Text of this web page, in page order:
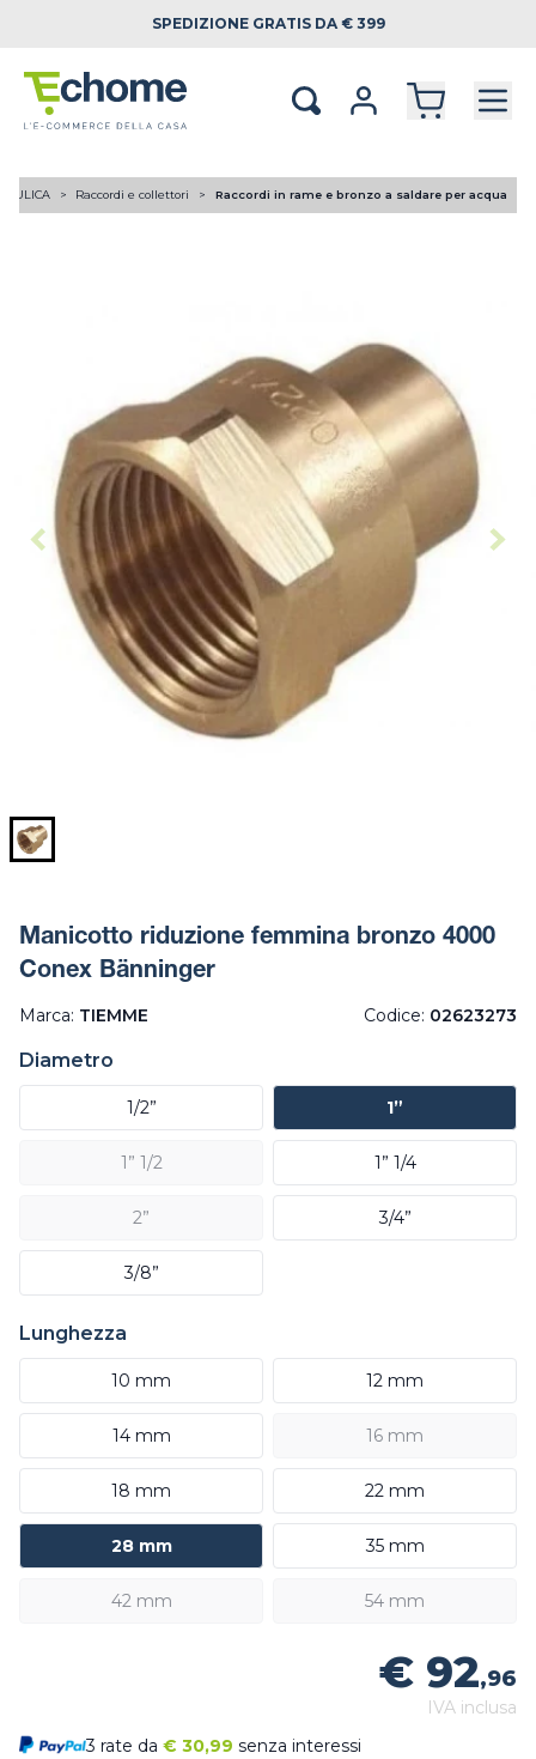
SPEDIZIONE GRATIS DA € 399
Raccordi e collettori Raccordi in rame e bronzo a saldare per acqua
Manicotto riduzione femmina bronzo 4000
Conex Bänninger
Marca: TIEMME Codice: 02623273
Diametro
1/2” 1”
1” 1/2 1” 1/4
2” 3/4”
3/8”
Lunghezza
10 mm 12 mm
14 mm 16 mm
18 mm 22 mm
28 mm 35 mm
42 mm 54 mm
€ 92,96
IVA inclusa
3 rate da € 30,99 senza interessi